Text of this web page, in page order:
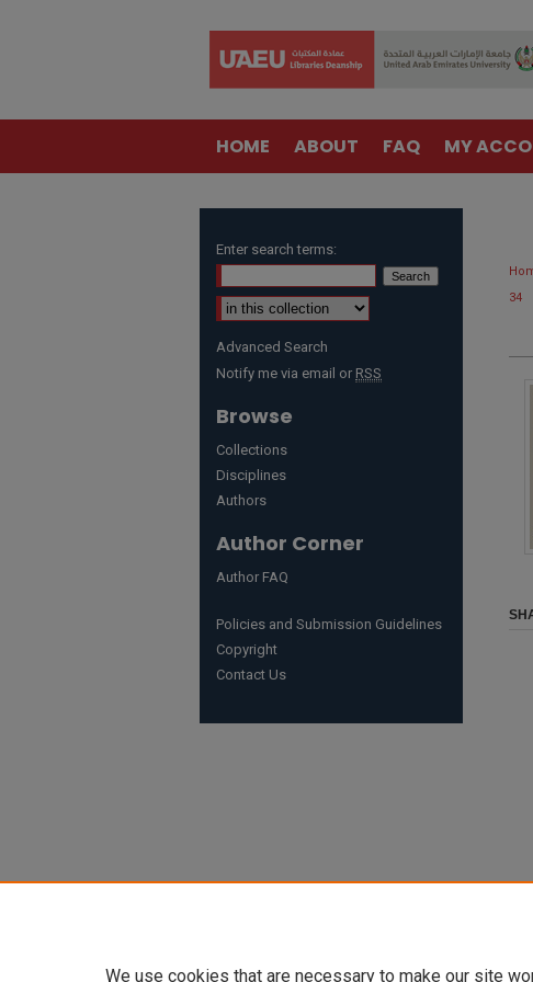
HOME ABOUT FAQ MY
34
Enter search terms:
Advanced Search
Notify me via email or RSS
Browse
Collections
Disciplines
Authors
Author Corner
Author FAQ
Policies and Submission Guidelines
Copyright
Contact Us
We use cookies that are necessary to make our site